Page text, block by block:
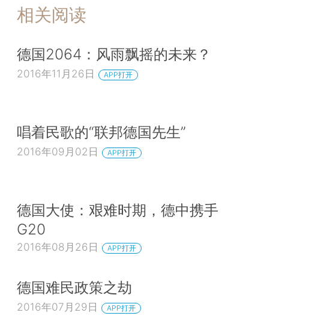
相关阅读
德国2064：风雨飘摇的未来？
2016年11月26日 APP打开
唱着民歌的“联邦德国先生”
2016年09月02日 APP打开
德国大使：艰难时期，德中携手
G20
2016年08月26日 APP打开
德国难民政策之劫
2016年07月29日 APP打开